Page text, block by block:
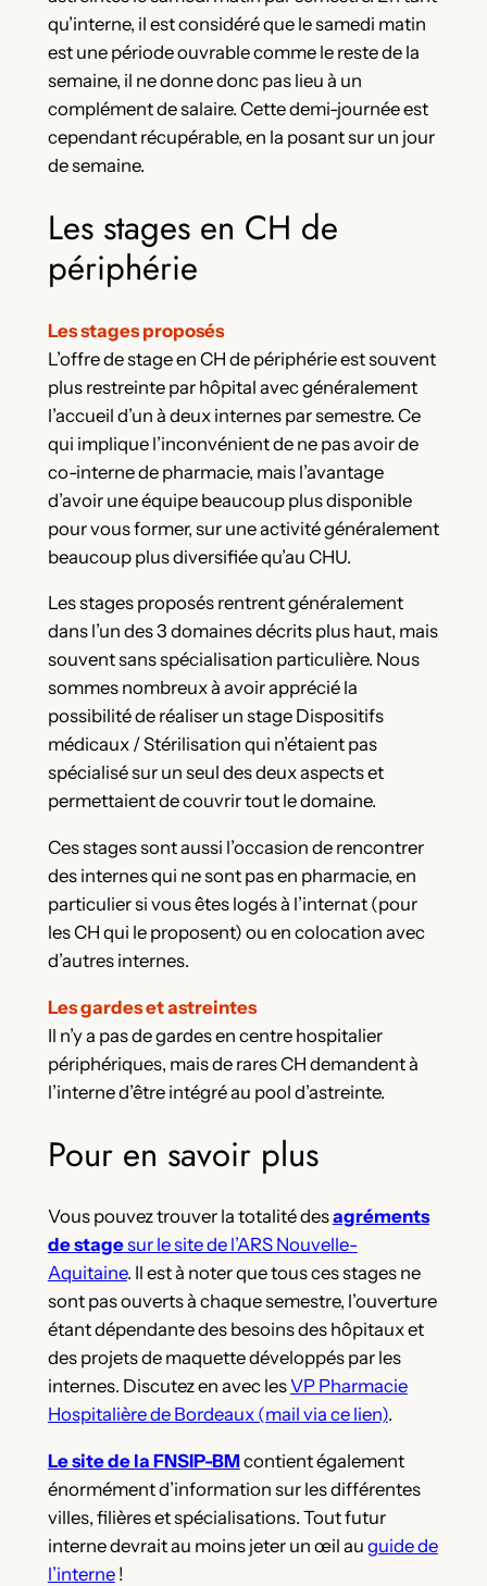
qu’interne, il est considéré que le samedi matin
est une période ouvrable comme le reste de la
semaine, il ne donne donc pas lieu à un
complément de salaire. Cette demi-journée est
cependant récupérable, en la posant sur un jour
de semaine.
Les stages en CH de
périphérie
Les stages proposés
L’offre de stage en CH de périphérie est souvent
plus restreinte par hôpital avec généralement
l’accueil d’un à deux internes par semestre. Ce
qui implique l’inconvénient de ne pas avoir de
co-interne de pharmacie, mais l’avantage
d’avoir une équipe beaucoup plus disponible
pour vous former, sur une activité généralement
beaucoup plus diversifiée qu’au CHU.
Les stages proposés rentrent généralement
dans l’un des 3 domaines décrits plus haut, mais
souvent sans spécialisation particulière. Nous
sommes nombreux à avoir apprécié la
possibilité de réaliser un stage Dispositifs
médicaux / Stérilisation qui n’étaient pas
spécialisé sur un seul des deux aspects et
permettaient de couvrir tout le domaine.
Ces stages sont aussi l’occasion de rencontrer
des internes qui ne sont pas en pharmacie, en
particulier si vous êtes logés à l’internat (pour
les CH qui le proposent) ou en colocation avec
d’autres internes.
Les gardes et astreintes
Il n’y a pas de gardes en centre hospitalier
périphériques, mais de rares CH demandent à
l’interne d’être intégré au pool d’astreinte.
Pour en savoir plus
Vous pouvez trouver la totalité desagréments
de stagesur le site de l’ARS Nouvelle-
Aquitaine. Il est à noter que tous ces stages ne
sont pas ouverts à chaque semestre, l’ouverture
étant dépendante des besoins des hôpitaux et
des projets de maquette développés par les
internes. Discutez en avec lesVP Pharmacie
Hospitalière de Bordeaux (mail via ce lien).
Le site de la FNSIP-BMcontient également
énormément d’information sur les différentes
villes, filières et spécialisations. Tout futur
interne devrait au moins jeter un œil au guide de
l’interne!